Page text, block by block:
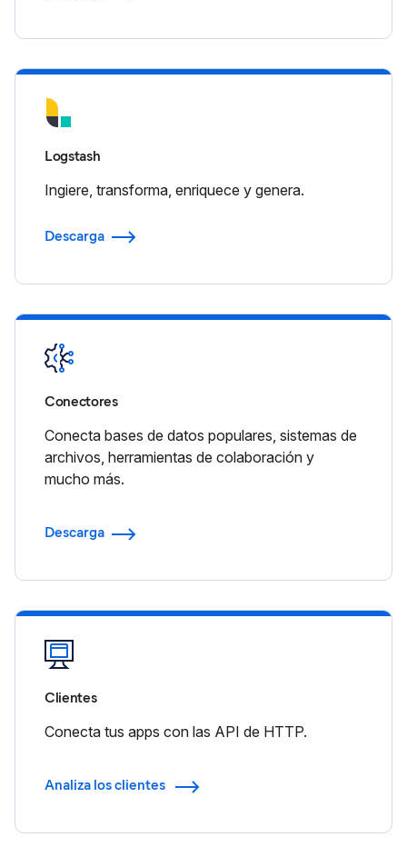
Logstash
Ingiere, transforma, enriquece y genera.
Descarga
Conectores
Conecta bases de datos populares, sistemas de
archivos, herramientas de colaboración y
mucho más.
Descarga
Clientes
Conecta tus apps con las API de HTTP.
Analiza los clientes